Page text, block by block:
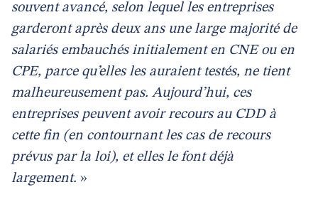
souvent avancé, selon lequel les entreprises
garderont après deux ans une large majorité de
salariés embauchés initialement en CNE ou en
CPE, parce qu’elles les auraient testés, ne tient
malheureusement pas. Aujourd’hui, ces
entreprises peuvent avoir recours au CDD à
cette fin (en contournant les cas de recours
prévus par la loi), et elles le font déjà
largement. »